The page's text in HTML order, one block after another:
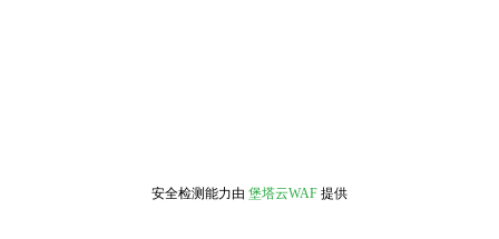
安全检测能力由 堡塔云WAF 提供